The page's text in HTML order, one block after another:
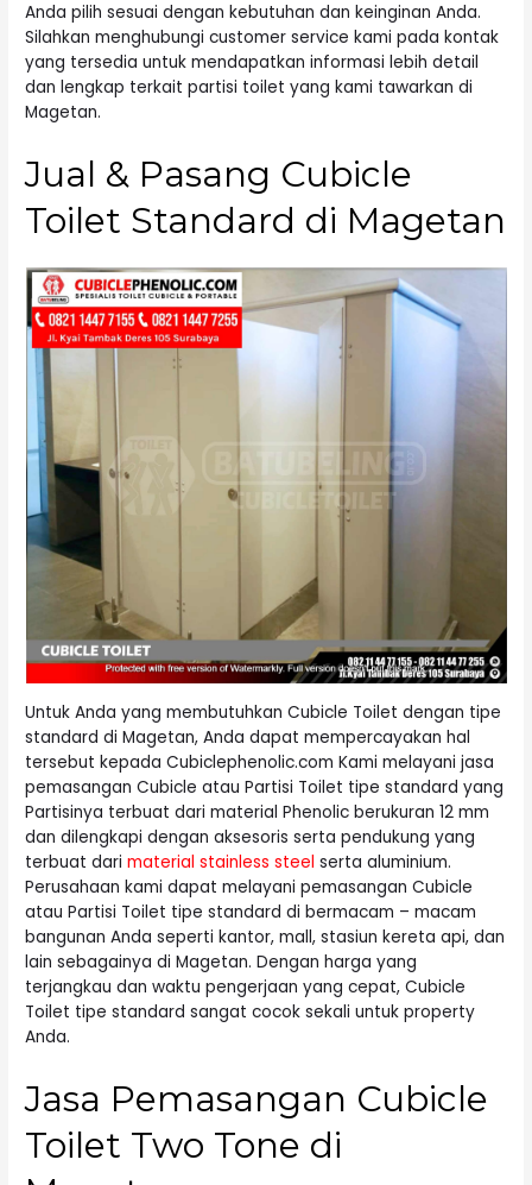
Anda pilih sesuai dengan kebutuhan dan keinginan Anda.
Silahkan menghubungi customer service kami pada kontak
yang tersedia untuk mendapatkan informasi lebih detail
dan lengkap terkait partisi toilet yang kami tawarkan di
Magetan.
Jual & Pasang Cubicle
Toilet Standard di Magetan
Untuk Anda yang membutuhkan Cubicle Toilet dengan tipe
standard di Magetan, Anda dapat mempercayakan hal
tersebut kepada Cubiclephenolic.com Kami melayani jasa
pemasangan Cubicle atau Partisi Toilet tipe standard yang
Partisinya terbuat dari material Phenolic berukuran 12 mm
dan dilengkapi dengan aksesoris serta pendukung yang
terbuat darimaterial stainless steel serta aluminium.
Perusahaan kami dapat melayani pemasangan Cubicle
atau Partisi Toilet tipe standard di bermacam – macam
bangunan Anda seperti kantor, mall, stasiun kereta api, dan
lain sebagainya di Magetan. Dengan harga yang
terjangkau dan waktu pengerjaan yang cepat, Cubicle
Toilet tipe standard sangat cocok sekali untuk property
Anda.
Jasa Pemasangan Cubicle
Toilet Two Tone di